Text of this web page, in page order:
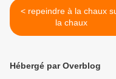
< repeindre à la chaux sur
la chaux
Hébergé par Overblog